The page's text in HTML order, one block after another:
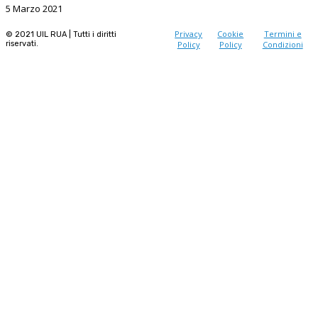
5 Marzo 2021
© 2021 UIL RUA | Tutti i diritti
riservati.
Privacy
Policy
Cookie
Policy
Termini e
Condizioni